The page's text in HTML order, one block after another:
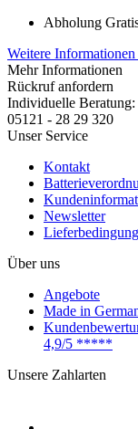
Abholung
Weitere
Mehr Informationen
Rückruf anfordern
Individuelle Beratung:
05121 - 28 29 320
Unser Service
Kontakt
Newsletter
Über uns
Angebote
Made in
4,9/5 *****
Unsere Zahlarten